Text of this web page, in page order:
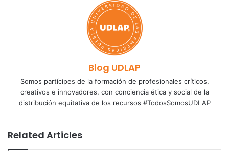
Blog UDLAP
Somos partícipes de la formación de profesionales críticos,
creativos e innovadores, con conciencia ética y social de la
distribución equitativa de los recursos #TodosSomosUDLAP
Related Articles